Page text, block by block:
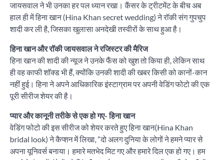
जायसवाल ने भी उनका हर पल ध्यान रखा। कैंसर के ट्रीटमेंट के बीच अब
हाल ही में हिना खान (Hina Khan secret wedding) ने रॉकी संग गुपचुप
शादी कर ली है, जिसका खुलासा अनदेखी तस्वीरों के साथ हुआ है।
हिना खान और रॉकी जायसवाल ने रजिस्टर की मैरिज
हिना खान की शादी की न्यूज ने उनके फैंस को खुश तो किया ही, लेकिन साथ
ही वह काफी शॉक्ड भी हैं, क्योंकि उनकी शादी की खबर किसी को कानों-कान
नहीं हुई। हिना ने अपने आधिकारिक इंस्टाग्राम पर अपनी वेडिंग फोटो की एक
पूरी सीरीज शेयर की है।
प्यार और कानूनी तरीके से एक हो गए- हिना खान
वेडिंग फोटो की इस सीरीज को शेयर करते हुए हिना खान(Hina Khan
bridal look) ने कैप्शन में लिखा, “दो अलग दुनिया के लोगों ने हमने प्यार से
अपना यूनिवर्स बनाया। हमारे मतभेद मिट गए और हमारे दिल एक हो गए। हम